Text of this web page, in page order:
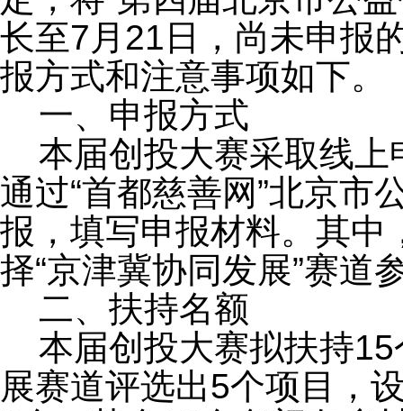
长至7月21日，尚未申报
报方式和注意事项如下。
一、申报方式
本届创投大赛采取线
通过“首都慈善网”北京市
报，填写申报材料。其中
择“京津冀协同发展”赛道
二、扶持名额
本届创投大赛拟扶持
展赛道评选出5个项目，